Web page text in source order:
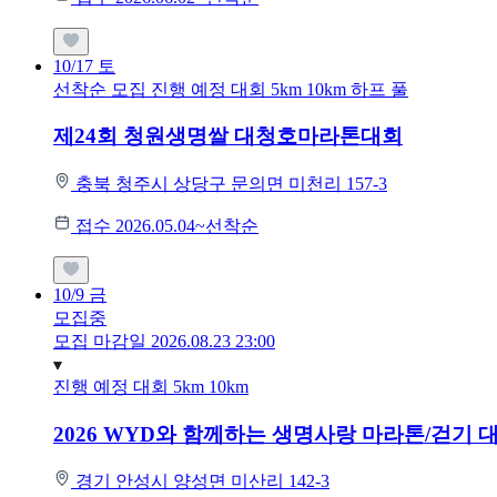
10/17 토
선착순 모집 진행 예정 대회 5km 10km 하프 풀
제24회 청원생명쌀 대청호마라톤대회
충북 청주시 상당구 문의면 미천리 157-3
접수 2026.05.04~선착순
10/9 금
모집중
모집 마감일 2026.08.23 23:00
진행 예정 대회 5km 10km
2026 WYD와 함께하는 생명사랑 마라톤/걷기
경기 안성시 양성면 미산리 142-3